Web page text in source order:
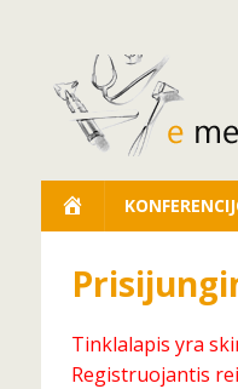
Tinklalapis yra
Registruojantis